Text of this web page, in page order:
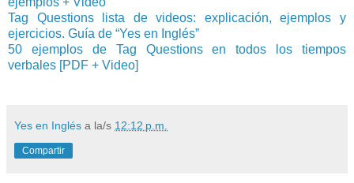
Tag Questions lista de videos: explicación, ejemplos y
ejercicios. Guía de “Yes en Inglés”
50 ejemplos de Tag Questions en todos los tiempos
verbales [PDF + Video]
Yes en Inglés a la/s 12:12 p.m.
Compartir